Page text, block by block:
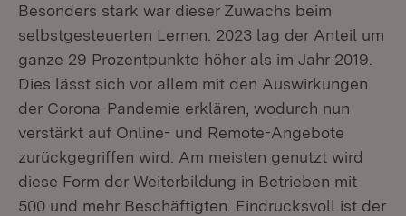
Besonders stark war dieser Zuwachs beim
selbstgesteuerten Lernen. 2023 lag der Anteil um
ganze 29 Prozentpunkte höher als im Jahr 2019.
Dies lässt sich vor allem mit den Auswirkungen
der Corona-Pandemie erklären, wodurch nun
verstärkt auf Online- und Remote-Angebote
zurückgegriffen wird. Am meisten genutzt wird
diese Form der Weiterbildung in Betrieben mit
500 und mehr Beschäftigten. Eindrucksvoll ist der